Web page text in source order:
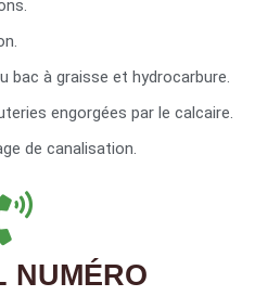
bac à graisse et hydrocarbure.
engorgées par le calcaire.
de canalisation.
NUMÉRO